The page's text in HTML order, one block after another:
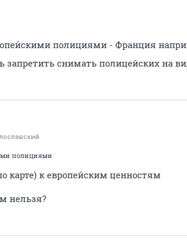
полициями - Франция
запретить снимать полицейских на
полициями
карте) к европейским ценностям
нельзя?